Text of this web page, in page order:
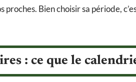
proches. Bien choisir sa période,
: ce que le